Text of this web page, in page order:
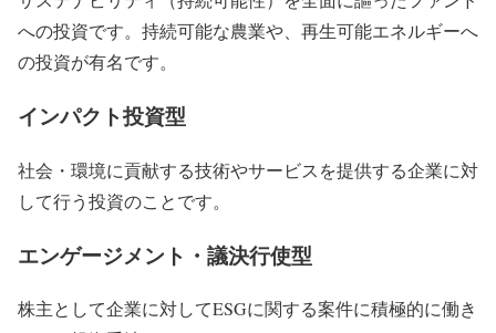
への投資です。持続可能な農業や、再生可能エネルギーへ
の投資が有名です。
インパクト投資型
社会・環境に貢献する技術やサービスを提供する企業に対
して行う投資のことです。
エンゲージメント・議決行使型
株主として企業に対してESGに関する案件に積極的に働き